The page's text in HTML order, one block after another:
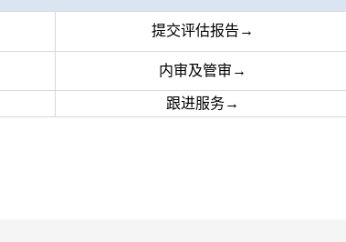
提交评估报告→
内审及管审→
跟进服务→